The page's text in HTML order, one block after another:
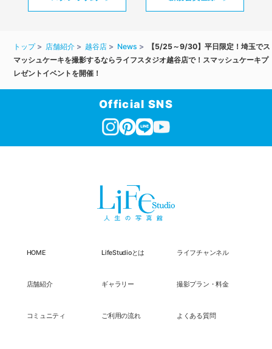
トップ 店舗紹介 越谷店 News
【5/25～9/30】平日限定！埼玉でス
マッシュケーキを撮影するならライフスタジオ越谷店で！スマッシュケーキプ
レゼントイベントを開催！
Official SNS
HOME LifeStudioとは ライフチャンネル
店舗紹介 ギャラリー 撮影プラン・料金
コミュニティ ご利用の流れ よくある質問